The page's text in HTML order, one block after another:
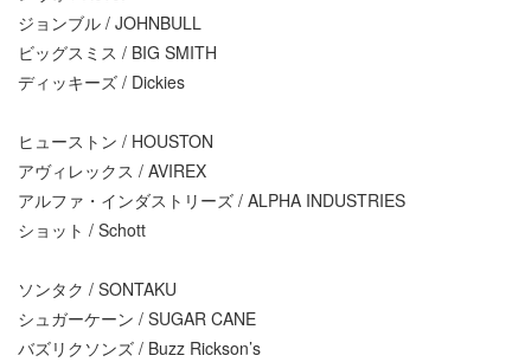
ジョンブル / JOHNBULL
ビッグスミス / BIG SMITH
ディッキーズ / Dickies
ヒューストン / HOUSTON
アヴィレックス / AVIREX
アルファ・インダストリーズ / ALPHA INDUSTRIES
ショット / Schott
ソンタク / SONTAKU
シュガーケーン / SUGAR CANE
バズリクソンズ / Buzz Rickson’s